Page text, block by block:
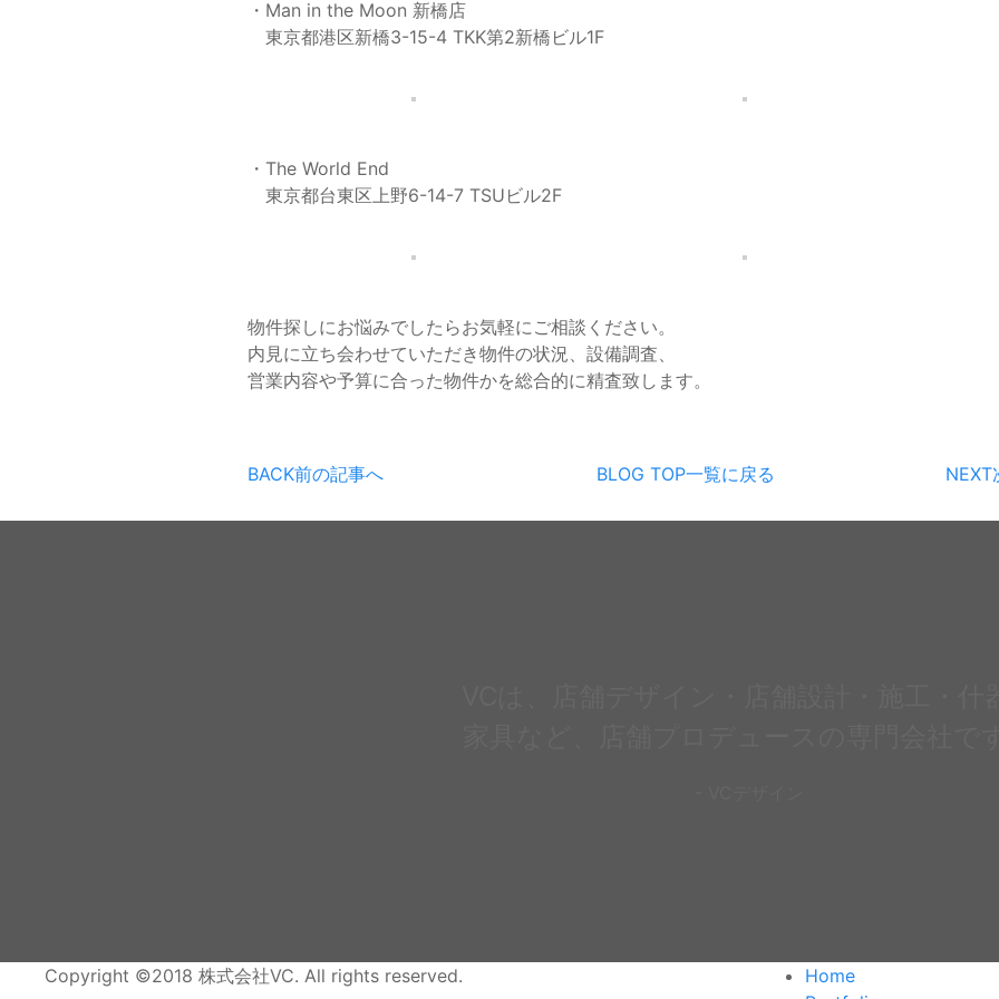
・Man in the Moon 新橋店
東京都港区新橋3-15-4 TKK第2新橋ビル1F
・The World End
東京都台東区上野6-14-7 TSUビル2F
物件探しにお悩みでしたらお気軽にご相談ください。
内見に立ち会わせていただき物件の状況、設備調査、
営業内容や予算に合った物件かを総合的に精査致します。
BACK前の記事へ BLOG TOP一覧に戻る NEXT
Copyright ©2018 株式会社VC. All rights reserved.
Home